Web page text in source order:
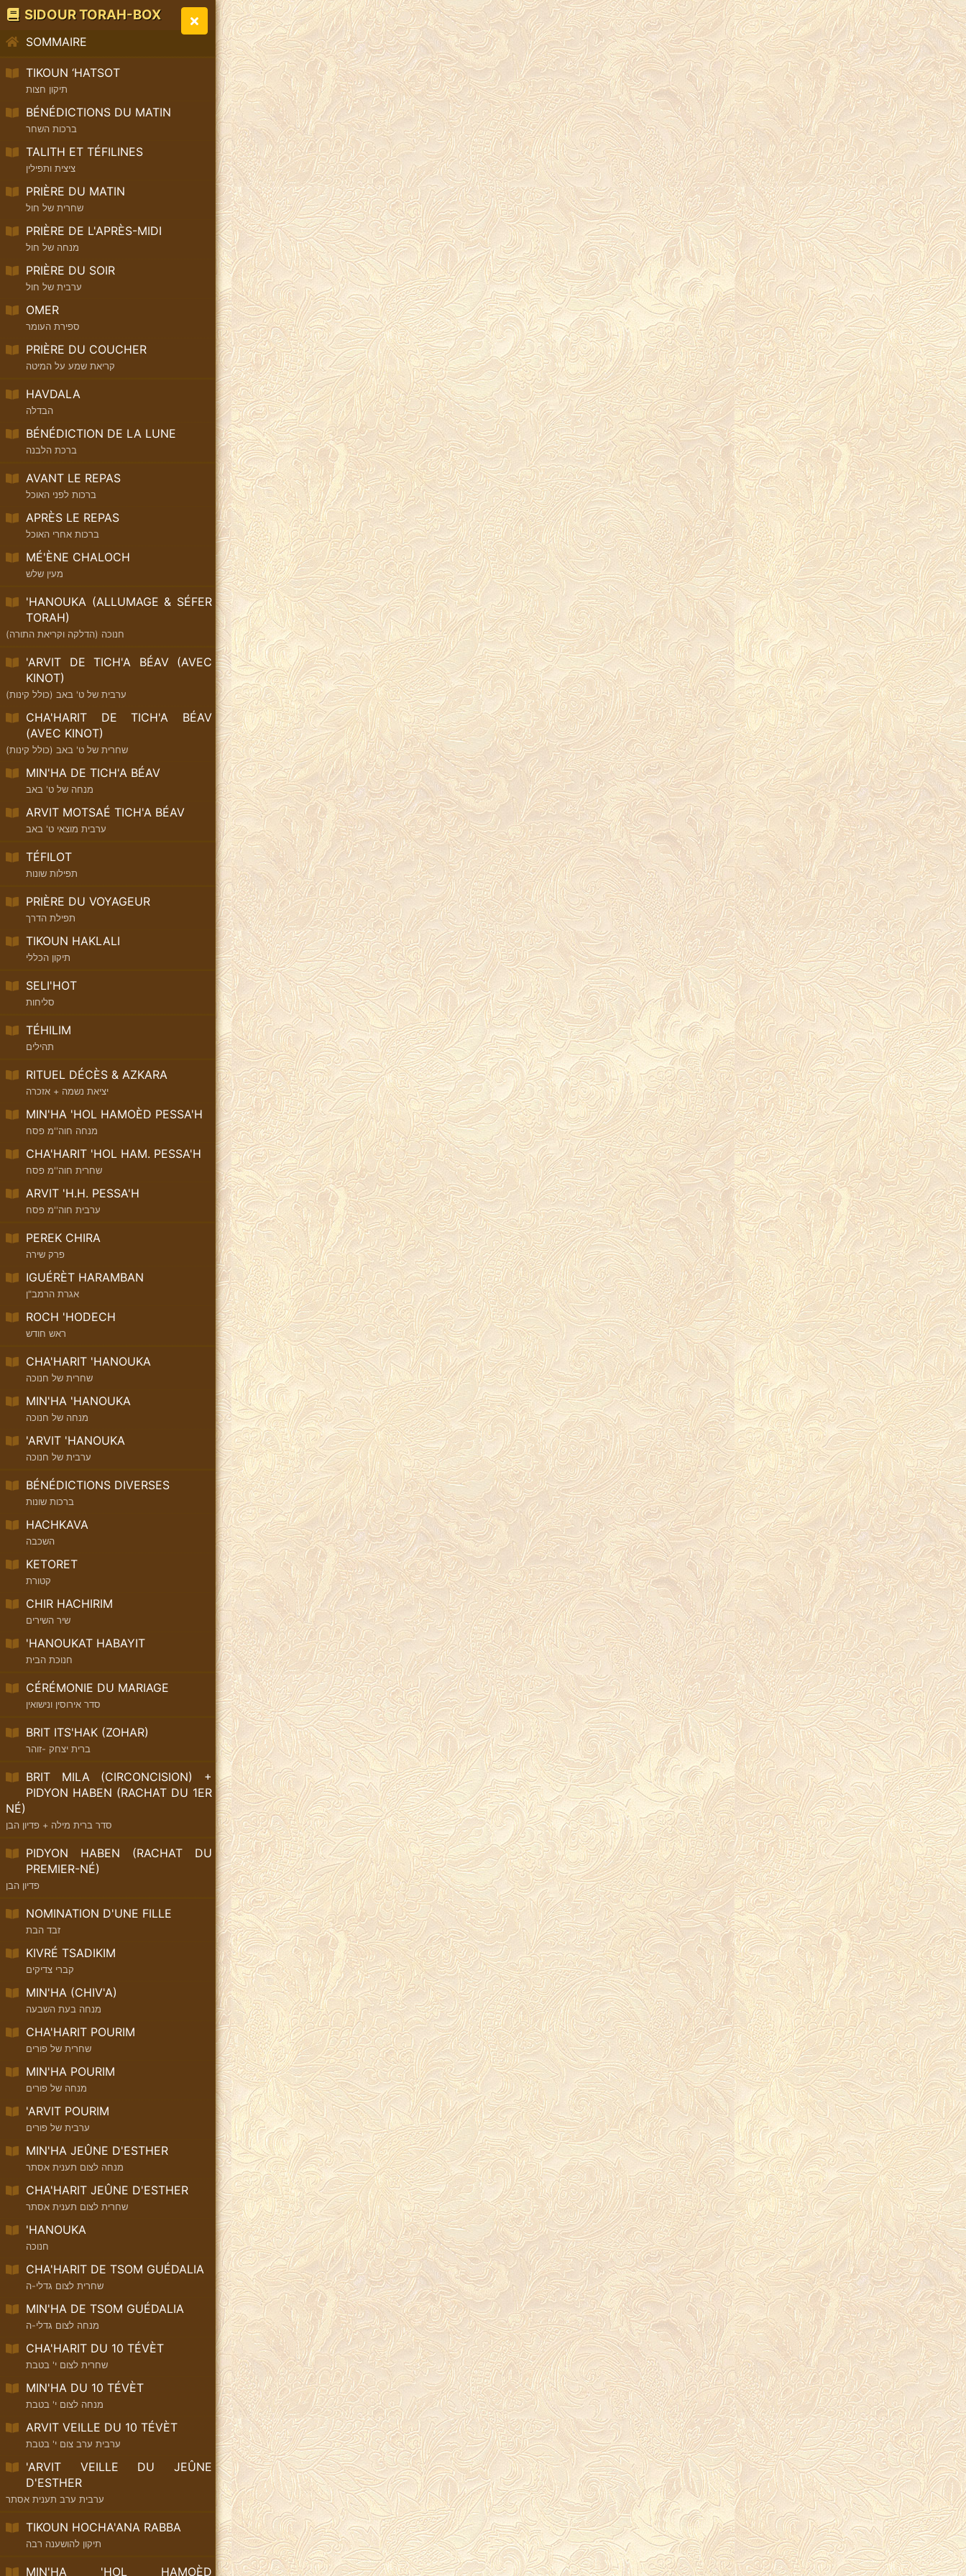
SIDOUR TORAH-BOX
SOMMAIRE
TIKOUN ‘HATSOT
תיקון חצות
BÉNÉDICTIONS DU MATIN
ברכות השחר
TALITH ET TÉFILINES
ציצית ותפילין
PRIÈRE DU MATIN
שחרית של חול
PRIÈRE DE L'APRÈS-MIDI
מנחה של חול
PRIÈRE DU SOIR
ערבית של חול
OMER
ספירת העומר
PRIÈRE DU COUCHER
קריאת שמע על המיטה
HAVDALA
הבדלה
BÉNÉDICTION DE LA LUNE
ברכת הלבנה
AVANT LE REPAS
ברכות לפני האוכל
APRÈS LE REPAS
ברכות אחרי האוכל
MÉ'ÈNE CHALOCH
מעין שלש
'HANOUKA (ALLUMAGE & SÉFER
TORAH)
חנוכה (הדלקה וקריאת התורה)
'ARVIT DE TICH'A BÉAV (AVEC
KINOT)
ערבית של ט' באב (כולל קינות)
CHA'HARIT DE TICH'A BÉAV
(AVEC KINOT)
שחרית של ט' באב (כולל קינות)
MIN'HA DE TICH'A BÉAV
מנחה של ט' באב
ARVIT MOTSAÉ TICH'A BÉAV
ערבית מוצאי ט' באב
TÉFILOT
תפילות שונות
PRIÈRE DU VOYAGEUR
תפילת הדרך
TIKOUN HAKLALI
תיקון הכללי
SELI'HOT
סליחות
TÉHILIM
תהילים
RITUEL DÉCÈS & AZKARA
יציאת נשמה + אזכרה
MIN'HA 'HOL HAMOÈD PESSA'H
מנחה חוה''מ פסח
CHA'HARIT 'HOL HAM. PESSA'H
שחרית חוה''מ פסח
ARVIT 'H.H. PESSA'H
ערבית חוה''מ פסח
PEREK CHIRA
פרק שירה
IGUÉRÈT HARAMBAN
אגרת הרמב"ן
ROCH 'HODECH
ראש חודש
CHA'HARIT 'HANOUKA
שחרית של חנוכה
MIN'HA 'HANOUKA
מנחה של חנוכה
'ARVIT 'HANOUKA
ערבית של חנוכה
BÉNÉDICTIONS DIVERSES
ברכות שונות
HACHKAVA
השכבה
KETORET
קטורת
CHIR HACHIRIM
שיר השירים
'HANOUKAT HABAYIT
חנוכת הבית
CÉRÉMONIE DU MARIAGE
סדר אירוסין ונישואין
BRIT ITS'HAK (ZOHAR)
ברית יצחק -זוהר
BRIT MILA (CIRCONCISION) +
PIDYON HABEN (RACHAT DU 1ER
NÉ)
סדר ברית מילה + פדיון הבן
PIDYON HABEN (RACHAT DU
PREMIER-NÉ)
פדיון הבן
NOMINATION D'UNE FILLE
זבד הבת
KIVRÉ TSADIKIM
קברי צדיקים
MIN'HA (CHIV'A)
מנחה בעת השבעה
CHA'HARIT POURIM
שחרית של פורים
MIN'HA POURIM
מנחה של פורים
'ARVIT POURIM
ערבית של פורים
MIN'HA JEÛNE D'ESTHER
מנחה לצום תענית אסתר
CHA'HARIT JEÛNE D'ESTHER
שחרית לצום תענית אסתר
'HANOUKA
חנוכה
CHA'HARIT DE TSOM GUÉDALIA
שחרית לצום גדלי-ה
MIN'HA DE TSOM GUÉDALIA
מנחה לצום גדלי-ה
CHA'HARIT DU 10 TÉVÈT
שחרית לצום י' בטבת
MIN'HA DU 10 TÉVÈT
מנחה לצום י' בטבת
ARVIT VEILLE DU 10 TÉVÈT
ערבית ערב צום י' בטבת
'ARVIT VEILLE DU JEÛNE
D'ESTHER
ערבית ערב תענית אסתר
TIKOUN HOCHA'ANA RABBA
תיקון להושענה רבה
MIN'HA 'HOL HAMOÈD